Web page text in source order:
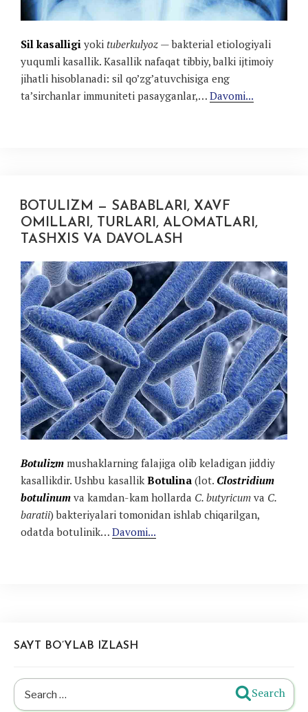
Sil kasalligi yoki tuberkulyoz — bakterial etiologiyali
yuqumli kasallik. Kasallik nafaqat tibbiy, balki ijtimoiy
jihatli hisoblanadi: sil qo’zg’atuvchisiga eng
ta’sirchanlar immuniteti pasayganlar,… Davomi...
BOTULIZM — SABABLARI, XAVF
OMILLARI, TURLARI, ALOMATLARI,
TASHXIS VA DAVOLASH
Botulizm mushaklarning falajiga olib keladigan jiddiy
kasallikdir. Ushbu kasallikBotulina (lot. Clostridium
botulinum va kamdan-kam hollarda C. butyricum va C.
baratii) bakteriyalari tomonidan ishlab chiqarilgan,
odatda botulinik… Davomi...
SAYT BO’YLAB IZLASH
Search
for:
Search